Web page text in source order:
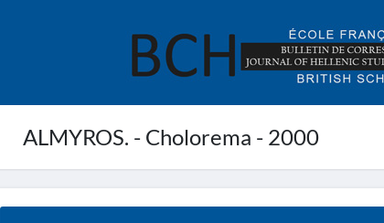
ALMYROS. - Cholorema - 2000